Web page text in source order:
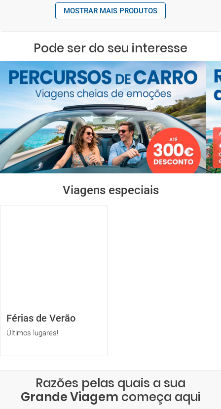
MOSTRAR MAIS PRODUTOS
Pode ser do seu interesse
Viagens especiais
Férias de Verão
Últimos lugares!
Razões pelas quais a sua
Grande Viagem começa aqui